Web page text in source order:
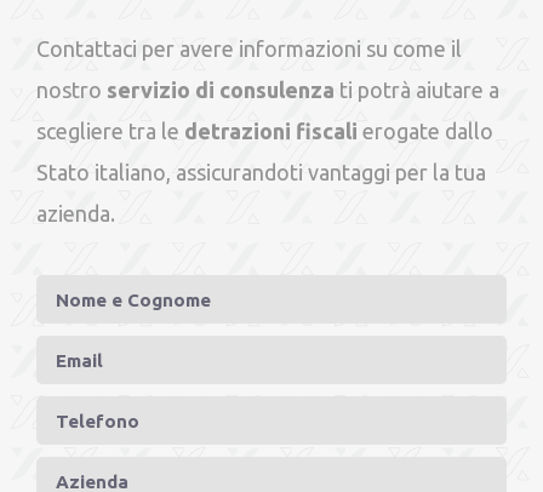
Contattaci per avere informazioni su come il
nostro servizio di consulenza ti potrà aiutare a
scegliere tra le detrazioni fiscali erogate dallo
Stato italiano, assicurandoti vantaggi per la tua
azienda.